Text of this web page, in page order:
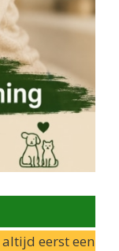
eerst een